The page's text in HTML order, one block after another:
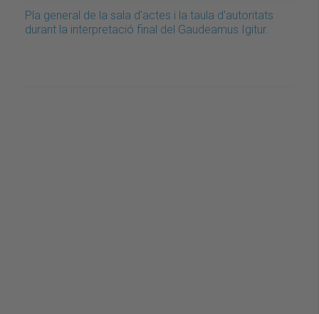
Pla general de la sala d'actes i la taula d'autoritats
durant la interpretació final del Gaudeamus Igitur.